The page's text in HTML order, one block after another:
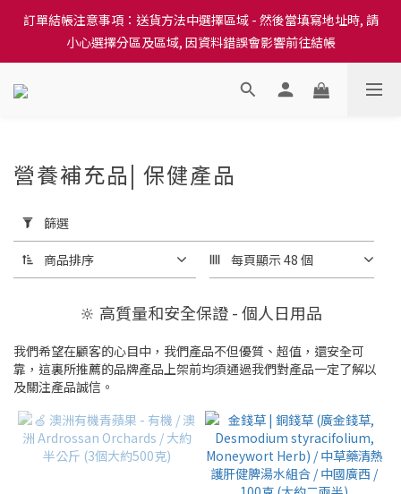
訂單結帳注意事項：送貨方法中選擇區域 - 然後當填寫地址時, 請
小心選擇分區及區域, 因資料錯誤會影響前往結帳
訂單結帳注意事項：送貨方法中選擇區域 - 然後當填寫地址時, 請
小心選擇分區及區域, 因資料錯誤會影響前往結帳
隆重推出本地培育田香雞、金棠雞、粵皇鷄及平原雞等，想食靚雞
小心選擇分區及區域, 因資料錯誤會影響前往結帳
用
篩
選
(HK$)
營養補充品| 保健產品
篩選
商品排序 每頁顯示 48 個
🔆 高質量和安全保證 - 個人日用品
我們希望在顧客的心目中，我們產品不但優質、超值，還安全可
靠，這裏所推薦的品牌產品上架前均須通過我們對產品一定了解以
及關注產品誠信。